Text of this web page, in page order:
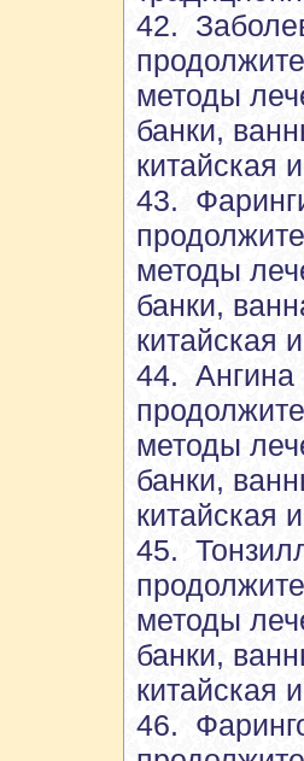
42.
методы
банки,
китайская
43.
методы
банки,
китайская
44. Ангина
методы
банки,
китайская
45.
методы
банки,
китайская
46.